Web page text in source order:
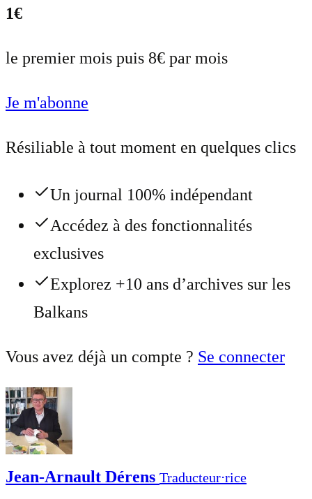
1€
le premier mois puis 8€ par mois
Je m'abonne
Résiliable à tout moment en quelques clics
Un journal 100% indépendant
Accédez à des fonctionnalités
exclusives
Explorez +10 ans d’archives sur les
Balkans
Vous avez déjà un compte ? Se connecter
Jean-Arnault Dérens Traducteur⋅rice